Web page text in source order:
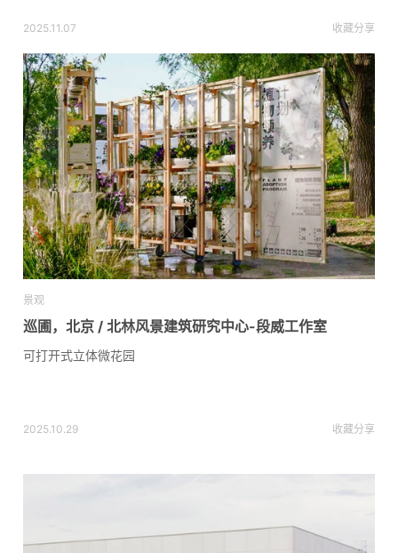
2025.11.07 收藏分享
景观
巡圃，北京 / 北林风景建筑研究中心-段威工作室
可打开式立体微花园
2025.10.29 收藏分享